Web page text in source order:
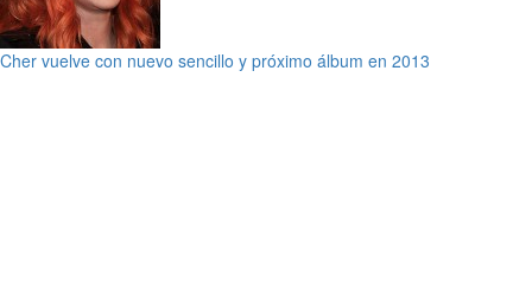
Cher vuelve con nuevo sencillo y próximo álbum en 2013